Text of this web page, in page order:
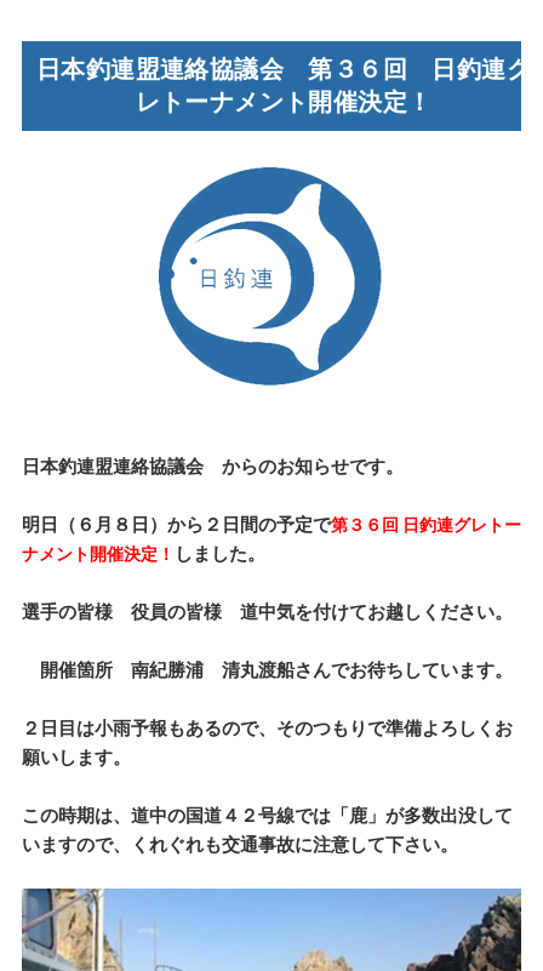
日本釣連盟連絡協議会 第３６回 日釣連グ
レトーナメント開催決定！
日本釣連盟連絡協議会 からのお知らせです。
明日（６月８日）から２日間の予定で第３６回 日釣連グレトー
ナメント開催決定！ しました。
選手の皆様 役員の皆様 道中気を付けてお越しください。
開催箇所 南紀勝浦 清丸渡船さんでお待ちしています。
２日目は小雨予報もあるので、そのつもりで準備よろしくお
願いします。
この時期は、道中の国道４２号線では「鹿」が多数出没して
いますので、くれぐれも交通事故に注意して下さい。